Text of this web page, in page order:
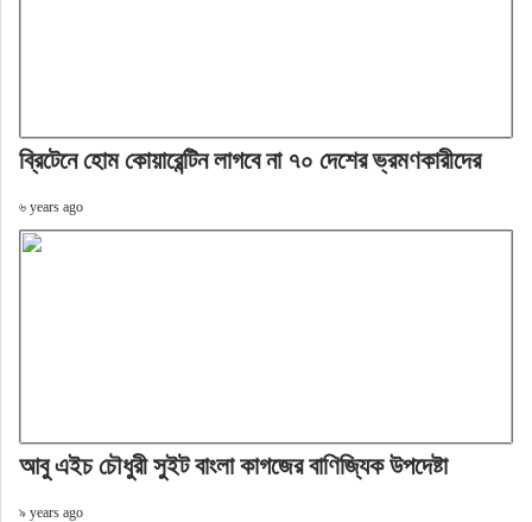
ব্রিটেনে হোম কোয়ারেন্টিন লাগবে না ৭০ দেশের ভ্রমণকারীদের
৬ years ago
আবু এইচ চৌধুরী সুইট বাংলা কাগজের বাণিজ্যিক উপদেষ্টা
৯ years ago